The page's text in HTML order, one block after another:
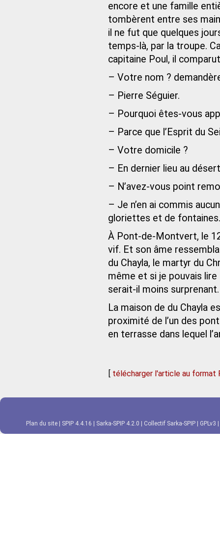
encore et une famille
tombèrent entre ses
il ne fut que quelques
temps-là, par la troupe.
capitaine Poul, il
– Votre nom ?
– Pierre Séguier.
– Pourquoi êtes-vous
– Parce que l’Esprit du
– Votre domicile ?
– En dernier lieu au
– N’avez-vous point
– Je n’en ai commis
gloriettes et de fontaines.
À Pont-de-Montvert, le
vif. Et son âme
du Chayla, le martyr du
même et si je pouvais
serait-il moins surprenant.
La maison de du Chayla
proximité de l’un des
en terrasse dans lequel
[ télécharger l'article au format
Plan du site SPIP 4.4.16 Sarka-SPIP 4.2.0 Collectif Sarka-SPIP GPLv3